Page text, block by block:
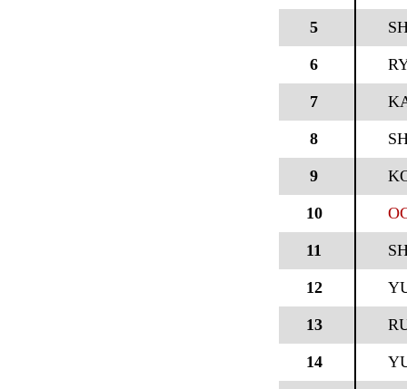
5
6
7
8
9
10
11
12
13
14